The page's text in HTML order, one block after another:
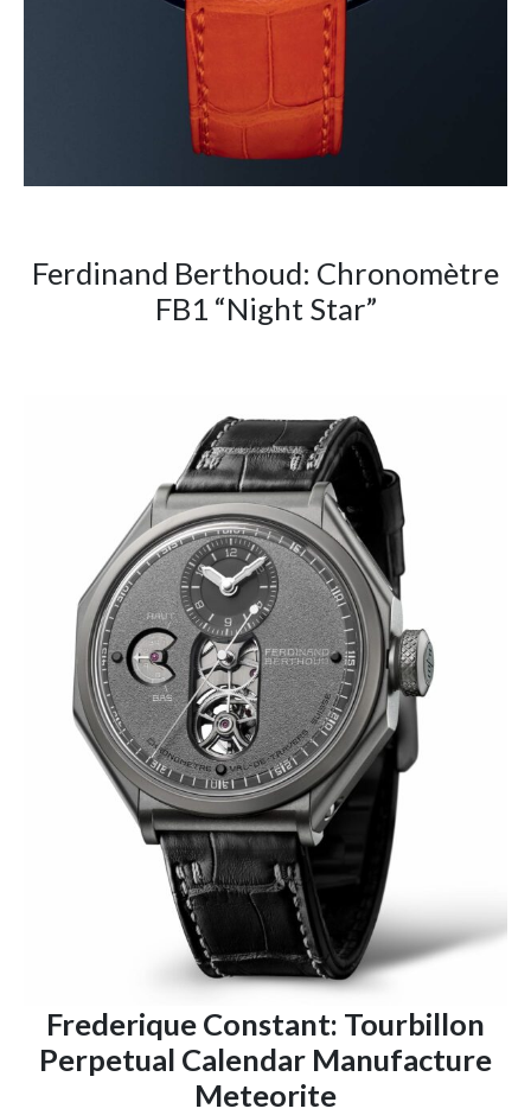
Ferdinand Berthoud: Chronomètre
FB1 “Night Star”
Frederique Constant: Tourbillon
Perpetual Calendar Manufacture
Meteorite